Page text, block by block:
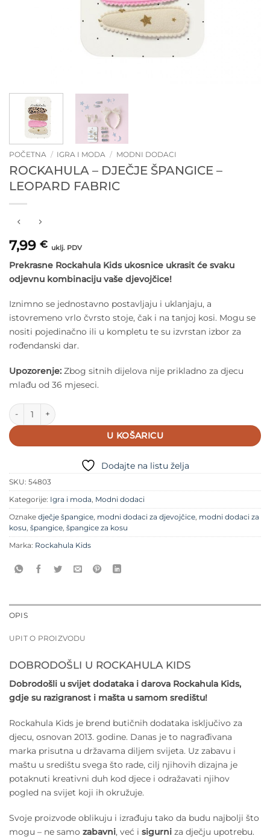
POČETNA / IGRA I MODA / MODNI DODACI
ROCKAHULA – DJEČJE ŠPANGICE –
LEOPARD FABRIC
7,99 € uklj. PDV
Prekrasne Rockahula Kids ukosnice ukrasit će svaku
odjevnu kombinaciju vaše djevojčice!
Iznimno se jednostavno postavljaju i uklanjaju, a
istovremeno vrlo čvrsto stoje, čak i na tanjoj kosi. Mogu se
nositi pojedinačno ili u kompletu te su izvrstan izbor za
rođendanski dar.
Upozorenje: Zbog sitnih dijelova nije prikladno za djecu
mlađu od 36 mjeseci.
Rockahula - Dječje špangice - Leopard Fabric količina
U KOŠARICU
Dodajte na listu želja
SKU: 54803
Kategorije: Igra i moda Modni dodaci
Oznake dječje špangice modni dodaci za djevojčice modni dodaci za
kosu špangice špangice za kosu
Marka: Rockahula Kids
OPIS
UPIT O PROIZVODU
DOBRODOŠLI U ROCKAHULA KIDS
Dobrodošli u svijet dodataka i darova Rockahula Kids,
gdje su razigranost i mašta u samom središtu!
Rockahula Kids je brend butičnih dodataka isključivo za
djecu, osnovan 2013. godine. Danas je to nagrađivana
marka prisutna u državama diljem svijeta. Uz zabavu i
maštu u središtu svega što rade, cilj njihovih dizajna je
potaknuti kreativni duh kod djece i odražavati njihov
pogled na svijet koji ih okružuje.
Svoje proizvode oblikuju i izrađuju tako da budu najbolji što
mogu – ne samo zabavni, već i sigurni za dječju upotrebu.